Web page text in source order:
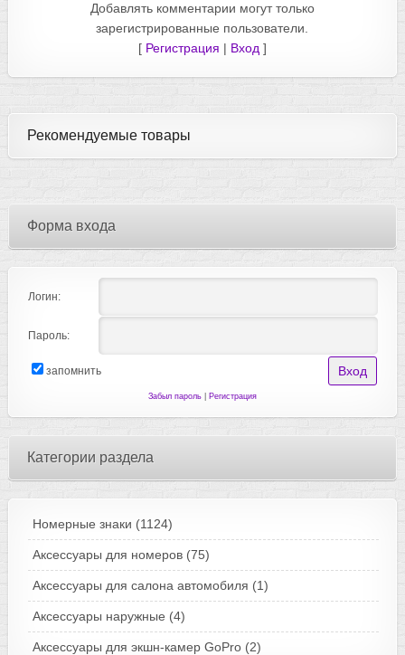
Добавлять комментарии могут только
зарегистрированные пользователи.
[ Регистрация | Вход ]
Рекомендуемые товары
Форма входа
Логин:
Пароль:
запомнить
Забыл пароль| Регистрация
Категории раздела
Номерные знаки (1124)
Аксессуары для номеров (75)
Аксессуары для салона автомобиля (1)
Аксессуары наружные (4)
Аксессуары для экшн-камер GoPro (2)